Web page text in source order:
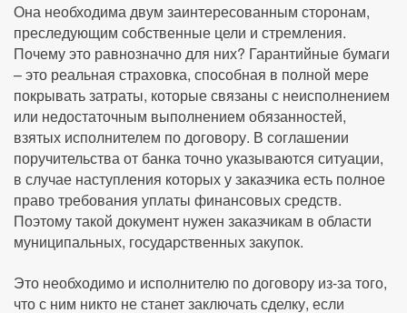
Она необходима двум заинтересованным сторонам,
преследующим собственные цели и стремления.
Почему это равнозначно для них? Гарантийные бумаги
– это реальная страховка, способная в полной мере
покрывать затраты, которые связаны с неисполнением
или недостаточным выполнением обязанностей,
взятых исполнителем по договору. В соглашении
поручительства от банка точно указываются ситуации,
в случае наступления которых у заказчика есть полное
право требования уплаты финансовых средств.
Поэтому такой документ нужен заказчикам в области
муниципальных, государственных закупок.
Это необходимо и исполнителю по договору из-за того,
что с ним никто не станет заключать сделку, если